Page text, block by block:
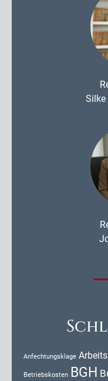
Silke
Anfechtungsklage
Betriebskosten BGH